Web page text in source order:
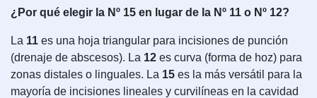
¿Por qué elegir la Nº 15 en lugar de la Nº 11 o Nº 12?
La 11 es una hoja triangular para incisiones de punción
(drenaje de abscesos). La 12 es curva (forma de hoz) para
zonas distales o linguales. La 15 es la más versátil para la
mayoría de incisiones lineales y curvilíneas en la cavidad